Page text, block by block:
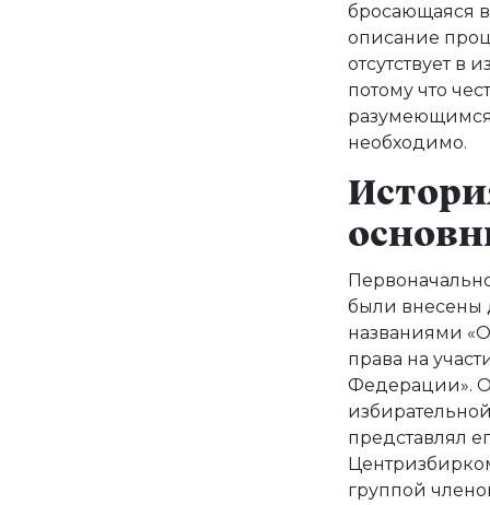
бросающаяся в
описание
отсутствует в
потому что
необходимо.
были внесены
названиями
права на
Федерации».
представлял
группой